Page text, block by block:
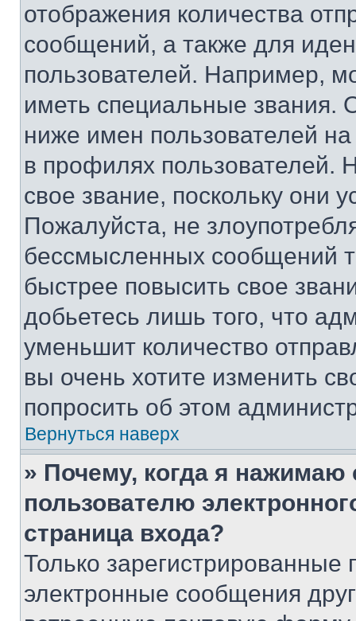
отображения количества
сообщений, а также для
пользователей. Например,
иметь специальные звания.
ниже имен пользователей
в профилях
свое звание, поскольку они
Пожалуйста, не
бессмысленных сообщений
быстрее повысить свое
добьетесь лишь того, что
уменьшит количество
вы очень хотите изменить
попросить об этом
Вернуться наверх
» Почему, когда я нажимаю
пользователю
страница входа?
Только зарегистрированные
электронные сообщения